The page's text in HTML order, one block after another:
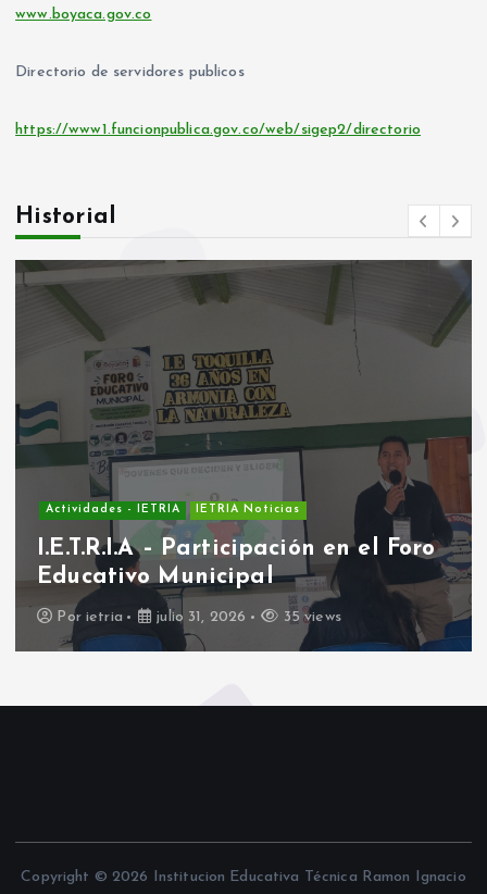
www.boyaca.gov.co
Directorio de servidores publicos
https://www1.funcionpublica.gov.co/web/sigep2/directorio
Historial
Actividades - IETRIA IETRIA Noticias
I.E.T.R.I.A – Participación en el Foro
Educativo Municipal
Por ietria julio 31, 2026 35 views
Copyright © 2026 Institucion Educativa Técnica Ramon Ignacio